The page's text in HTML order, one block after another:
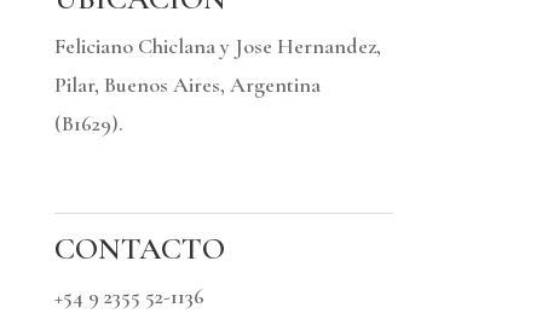
Feliciano Chiclana y Jose Hernandez,
Pilar, Buenos Aires, Argentina
(B1629).
CONTACTO
+54 9 2355 52-1136